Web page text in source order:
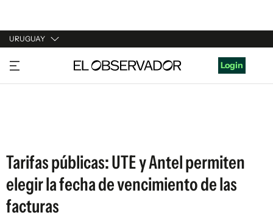
URUGUAY
URUGUAY
ARGENTINA
Login
Tarifas públicas: UTE y Antel permiten
elegir la fecha de vencimiento de las
facturas